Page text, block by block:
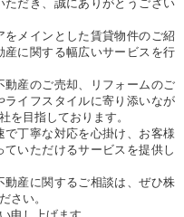
メインとした賃貸物件のご紹
に関する幅広いサービスを行
産のご売却、リフォームのご
イフスタイルに寄り添いなが
を目指しております。
丁寧な対応を心掛け、お客様
いただけるサービスを提供し
産に関するご相談は、ぜひ株
さい。